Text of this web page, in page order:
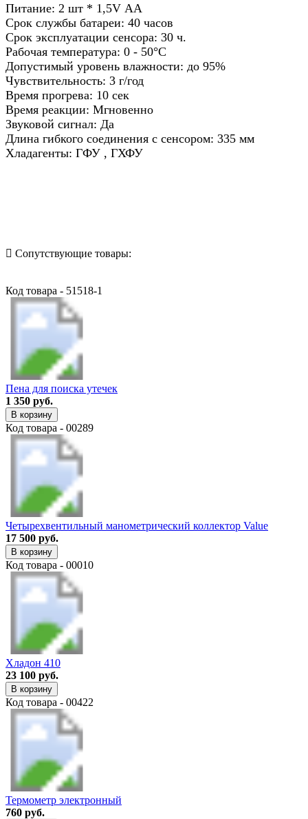
Питание: 2 шт * 1,5V АА
Срок службы батареи: 40 часов
Срок эксплуатации сенсора: 30 ч.
Рабочая температура: 0 - 50°C
Допустимый уровень влажности: до 95%
Чувствительность: 3 г/год
Время прогрева: 10 сек
Время реакции: Мгновенно
Звуковой сигнал: Да
Длина гибкого соединения с сенсором: 335 мм
Хладагенты: ГФУ , ГХФУ
Сопутствующие товары:
Код товара - 51518-1
Пена для поиска утечек
1 350 руб.
В корзину
Код товара - 00289
Четырехвентильный манометрический коллектор Value
17 500 руб.
В корзину
Код товара - 00010
Хладон 410
23 100 руб.
В корзину
Код товара - 00422
Термометр электронный
760 руб.